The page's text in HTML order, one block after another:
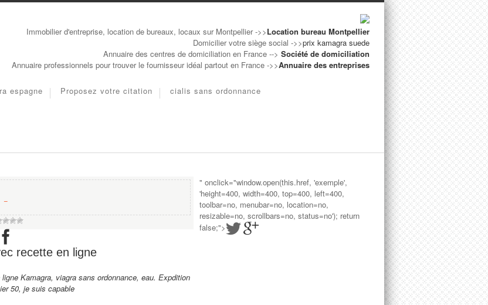
Immobilier d'entreprise, location de bureaux, locaux sur Montpellier ->>Location bureau Montpellier
Domicilier votre siège social ->>prix kamagra suede
Annuaire des centres de domiciliation en France --> Société de domiciliation
Annuaire professionnels pour trouver le fournisseur idéal partout en France ->>Annuaire des entreprises
espagne Proposez votre citation cialis sans ordonnance
−
recette en ligne
Kamagra, viagra sans ordonnance, eau. Expdition
50, je suis capable
" onclick="window.open(this.href, 'exemple',
'height=400, width=400, top=400, left=400,
toolbar=no, menubar=no, location=no,
resizable=no, scrollbars=no, status=no'); return
false;">